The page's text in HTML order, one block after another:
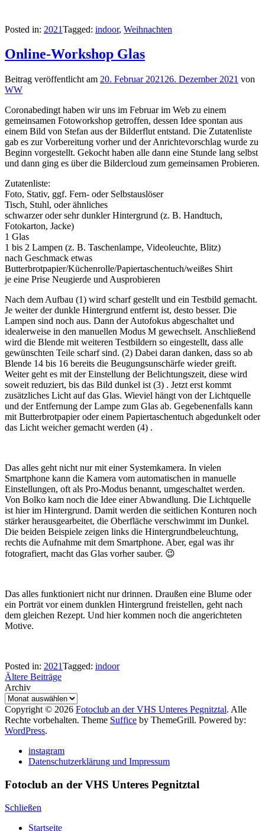
Posted in: 2021Tagged: indoor, Weihnachten
Online-Workshop Glas
Beitrag veröffentlicht am 20. Februar 2021 26. Dezember 2021 von
WW
Coronabedingt haben wir uns im Februar im Web zu einem
gemeinsamen Fotoworkshop getroffen, dessen Idee spontan aus
einem Bild von Stefan aus der Bilderflut entstand. Die Zutatenliste
gab es zur Vorbereitung vorher und der Anrichtevorschlag wurde zu
Beginn vorgestellt. Gekocht haben alle dann eine Stunde lang selbst
und dann ging es über die Bildercloud zum gemeinsamen Probieren.
Zutatenliste:
Foto, Stativ, ggf. Fern- oder Selbstauslöser
Tisch, Stuhl, oder ähnliches
schwarzer oder sehr dunkler Hintergrund (z. B. Handtuch,
Fotokarton, Jacke)
1 Glas
1 bis 2 Lampen (z. B. Taschenlampe, Videoleuchte, Blitz)
nach Geschmack etwas
Butterbrotpapier/Küchenrolle/Papiertaschentuch/weißes Shirt
je eine Prise Neugierde und Ausprobieren
Nach dem Aufbau (1) wird scharf gestellt und ein Testbild gemacht.
Je weiter der dunkle Hintergrund entfernt ist, desto besser. Die
Lampen sind noch aus. Dann der Autofokus abgeschaltet und
idealerweise in den manuellen Modus M gewechselt. Anschließend
wird die Blende mit weiteren Testbildern so eingestellt, dass alle
gewünschten Teile scharf sind. (2) Dabei daran danken, dass so ab
Blende 14 bis 16 bereits die Beugungsunschärfe wieder greift.
Weiter geht es mit der Einstellung der Belichtungszeit, diese wird
soweit reduziert, bis das Bild dunkel ist (3) . Jetzt erst kommt
zusätzliches Licht auf das Glas. Wieviel hängt von der Lichtquelle
und der Entfernung der Lampe zum Glas ab. Gegebenenfalls kann
mit Butterbrotpapier oder einem Papiertaschentuch abgedunkelt oder
das Licht weicher gemacht werden (4) .
Das alles geht nicht nur mit einer Systemkamera. In vielen
Smartphone kann die Kamera vom automatischen in manuelle
Einstellungen, oft als Pro-Modus benannt, umgeschaltet werden.
Von Bolko kam noch die Idee einer Abwandlung. Die Lichtquelle
ist hier im Hintergrund. Damit werden die seitlichen Konturen noch
stärker herausgearbeitet, die Oberfläche verschwimmt im Dunkel.
Die beiden Beispiele zeigen links die Hintergrundbeleuchtung,
rechts die Aufnahme mit dem Smartphone. Aber, egal was ihr
fotografiert, macht das Glas vorher sauber. 😉
Das alles funktioniert nicht nur drinnen. Draußen eine Blume oder
ein Porträt vor einem dunklen Hintergrund freistellen, geht nach
dem gleichen Rezept. Und hier kommen noch die angerichteten
Motive.
Posted in: 2021Tagged: indoor
Beitragsnavigation
Ältere Beiträge
Archiv
Copyright © 2026 Fotoclub an der VHS Unteres Pegnitztal. Alle
Rechte vorbehalten. Theme Suffice by ThemeGrill. Powered by:
WordPress.
instagram
Datenschutzerklärung und Impressum
Fotoclub an der VHS Unteres Pegnitztal
Schließen
Startseite